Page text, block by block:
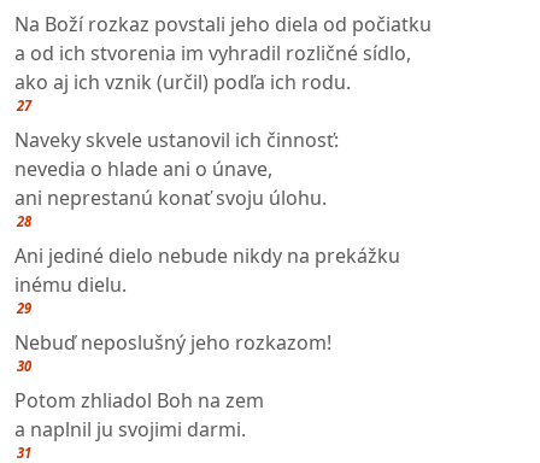
Na Boží rozkaz povstali jeho diela od počiatku
a od ich stvorenia im vyhradil rozličné sídlo,
ako aj ich vznik (určil) podľa ich rodu.
27
Naveky skvele ustanovil ich činnosť:
nevedia o hlade ani o únave,
ani neprestanú konať svoju úlohu.
28
Ani jediné dielo nebude nikdy na prekážku
inému dielu.
29
Nebuď neposlušný jeho rozkazom!
30
Potom zhliadol Boh na zem
a naplnil ju svojimi darmi.
31